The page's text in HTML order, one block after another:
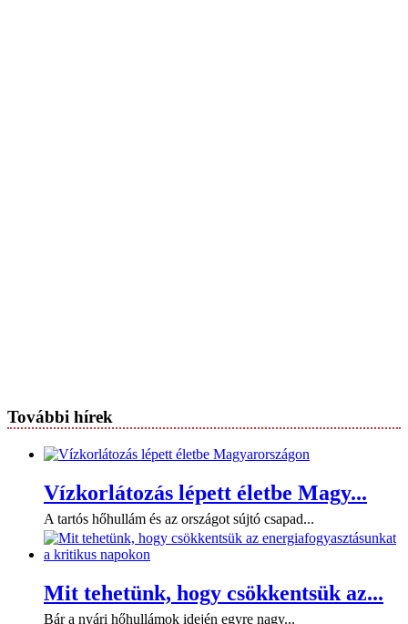
További hírek
Vízkorlátozás lépett életbe Magy...
A tartós hőhullám és az országot sújtó csapad...
Mit tehetünk, hogy csökkentsük az...
Bár a nyári hőhullámok idején egyre nagy...